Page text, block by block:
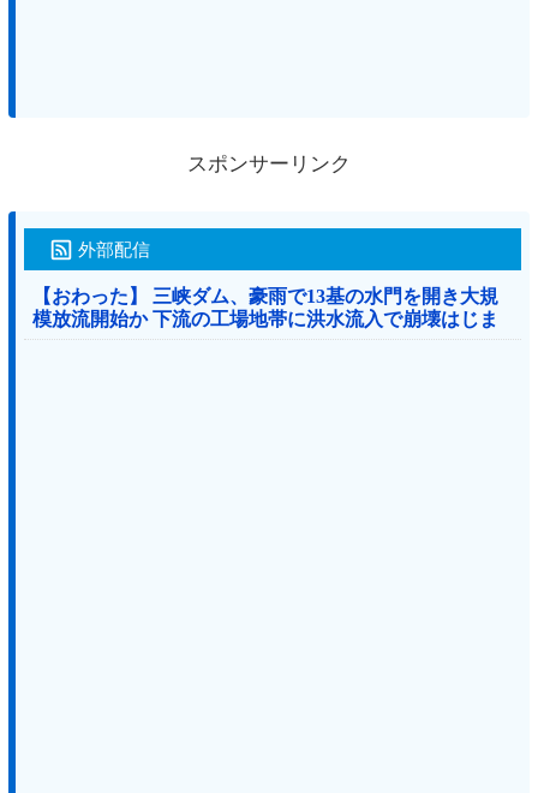
スポンサーリンク
外部配信
【おわった】 三峡ダム、豪雨で13基の水門を開き大規
模放流開始か 下流の工場地帯に洪水流入で崩壊はじま
る